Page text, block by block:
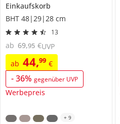
Einkaufskorb
BHT 48|29|28 cm
13
ab 44,99 €
-36% gegenüber UVP
Werbepreis
ab 69,95 €UVP
+ 9